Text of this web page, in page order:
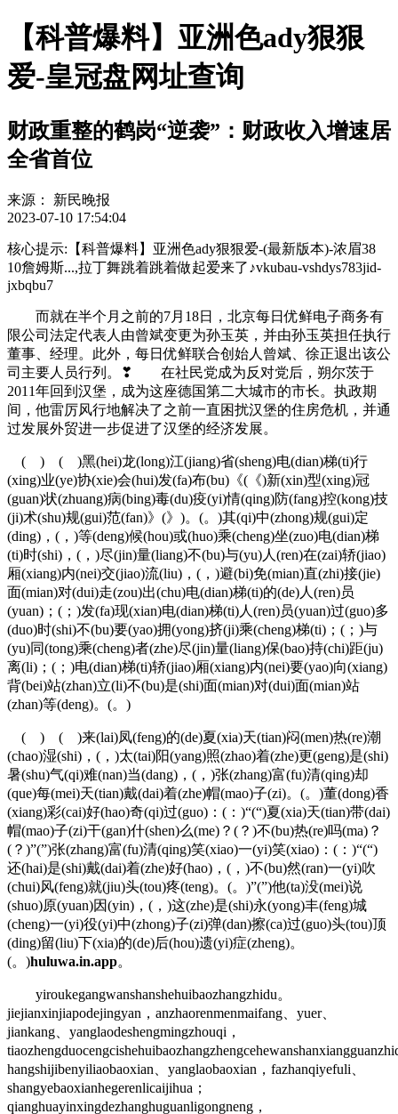
【科普爆料】亚洲色ady狠狠
爱-皇冠盘网址查询
财政重整的鹤岗“逆袭”：财政收入增速居
全省首位
来源：
新民晚报
2023-07-10 17:54:04
核心提示:【科普爆料】亚洲色ady狠狠爱-(最新版本)-浓眉38
10詹姆斯...,拉丁舞跳着跳着做起爱来了♪vkubau-vshdys783jid-
jxbqbu7
而就在半个月之前的7月18日，北京每日优鲜电子商务有
限公司法定代表人由曾斌变更为孙玉英，并由孙玉英担任执行
董事、经理。此外，每日优鲜联合创始人曾斌、徐正退出该公
司主要人员行列。❣ 在社民党成为反对党后，朔尔茨于
2011年回到汉堡，成为这座德国第二大城市的市长。执政期
间，他雷厉风行地解决了之前一直困扰汉堡的住房危机，并通
过发展外贸进一步促进了汉堡的经济发展。
( ) ( )黑(hei)龙(long)江(jiang)省(sheng)电(dian)梯(ti)行
(xing)业(ye)协(xie)会(hui)发(fa)布(bu)《(《)新(xin)型(xing)冠
(guan)状(zhuang)病(bing)毒(du)疫(yi)情(qing)防(fang)控(kong)技
(ji)术(shu)规(gui)范(fan)》(》)。(。)其(qi)中(zhong)规(gui)定
(ding)，(，)等(deng)候(hou)或(huo)乘(cheng)坐(zuo)电(dian)梯
(ti)时(shi)，(，)尽(jin)量(liang)不(bu)与(yu)人(ren)在(zai)轿(jiao)
厢(xiang)内(nei)交(jiao)流(liu)，(，)避(bi)免(mian)直(zhi)接(jie)
面(mian)对(dui)走(zou)出(chu)电(dian)梯(ti)的(de)人(ren)员
(yuan)；(；)发(fa)现(xian)电(dian)梯(ti)人(ren)员(yuan)过(guo)多
(duo)时(shi)不(bu)要(yao)拥(yong)挤(ji)乘(cheng)梯(ti)；(；)与
(yu)同(tong)乘(cheng)者(zhe)尽(jin)量(liang)保(bao)持(chi)距(ju)
离(li)；(；)电(dian)梯(ti)轿(jiao)厢(xiang)内(nei)要(yao)向(xiang)
背(bei)站(zhan)立(li)不(bu)是(shi)面(mian)对(dui)面(mian)站
(zhan)等(deng)。(。)
( ) ( )来(lai)凤(feng)的(de)夏(xia)天(tian)闷(men)热(re)潮
(chao)湿(shi)，(，)太(tai)阳(yang)照(zhao)着(zhe)更(geng)是(shi)
暑(shu)气(qi)难(nan)当(dang)，(，)张(zhang)富(fu)清(qing)却
(que)每(mei)天(tian)戴(dai)着(zhe)帽(mao)子(zi)。(。)董(dong)香
(xiang)彩(cai)好(hao)奇(qi)过(guo)：(：)“(“)夏(xia)天(tian)带(dai)
帽(mao)子(zi)干(gan)什(shen)么(me)？(？)不(bu)热(re)吗(ma)？
(？)”(”)张(zhang)富(fu)清(qing)笑(xiao)一(yi)笑(xiao)：(：)“(“)
还(hai)是(shi)戴(dai)着(zhe)好(hao)，(，)不(bu)然(ran)一(yi)吹
(chui)风(feng)就(jiu)头(tou)疼(teng)。(。)”(”)他(ta)没(mei)说
(shuo)原(yuan)因(yin)，(，)这(zhe)是(shi)永(yong)丰(feng)城
(cheng)一(yi)役(yi)中(zhong)子(zi)弹(dan)擦(ca)过(guo)头(tou)顶
(ding)留(liu)下(xia)的(de)后(hou)遗(yi)症(zheng)。
(。)huluwa.in.app。
yiroukegangwanshanshehuibaozhangzhidu。
jiejianxinjiapodejingyan，anzhaorenmenmaifang、yuer、
jiankang、yanglaodeshengmingzhouqi，
hangshijibenyiliaobaoxian、yanglaobaoxian，fazhanqiyefuli、
shangyebaoxianhegerenlicaijihua；
qianghuayinxingdezhanghuguanligongneng，